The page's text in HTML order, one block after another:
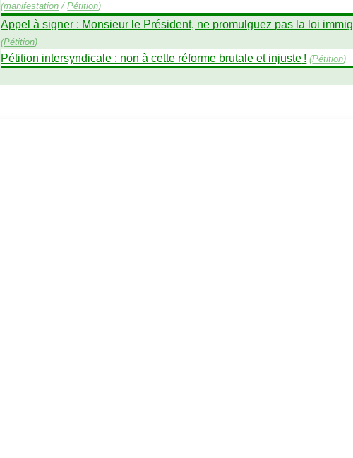
(manifestation /Pétition)
Appel à signer : Monsieur le Président, ne promulguez pas la loi
(Pétition)
Pétition intersyndicale : non à cette réforme brutale et injuste ! (Pétition)